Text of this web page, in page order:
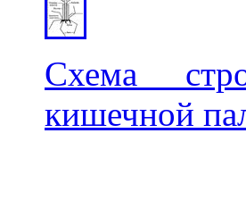
Схема
кишечной